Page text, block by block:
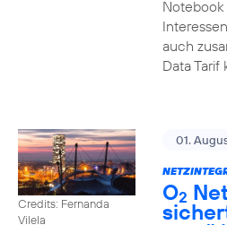
auch
Data Tarif
Credits: Fernanda
Vilela
01.
O2